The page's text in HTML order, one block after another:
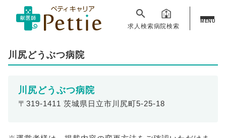
求人検索病院検索
MENU
川尻どうぶつ病院
川尻どうぶつ病院
〒319-1411 茨城県日立市川尻町5-25-18